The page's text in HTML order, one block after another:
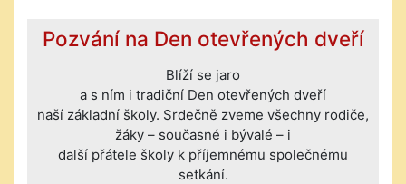
Pozvání na Den otevřených dveří
Blíží se jaro
a s ním i tradiční Den otevřených dveří
naší základní školy. Srdečně zveme všechny rodiče,
žáky – současné i bývalé – i
další přátele školy k příjemnému společnému
setkání.